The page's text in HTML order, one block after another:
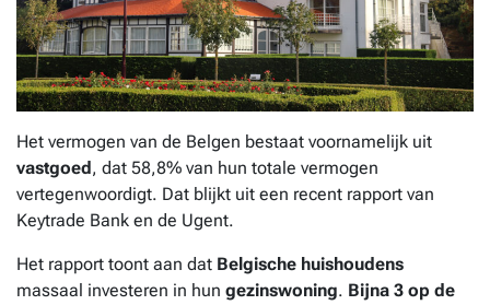
Het vermogen van de Belgen bestaat voornamelijk uit
vastgoed , dat 58,8% van hun totale vermogen
vertegenwoordigt. Dat blijkt uit een recent rapport van
Keytrade Bank en de Ugent.
Het rapport toont aan dat Belgische huishoudens
massaal investeren in hun gezinswoning. Bijna 3 op de